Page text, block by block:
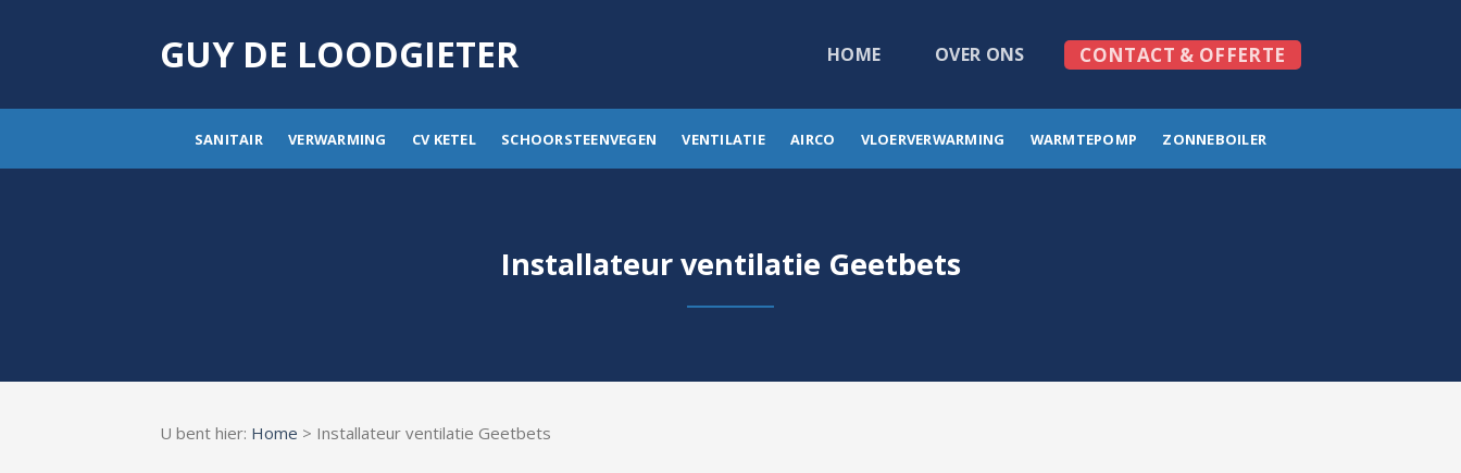
GUY DE LOODGIETER HOME OVER ONS CONTACT & OFFERTE
SANITAIR VERWARMING CV KETEL SCHOORSTEENVEGEN VENTILATIE AIRCO VLOERVERWARMING WARMTEPOMP ZONNEBOILER
Installateur ventilatie Geetbets
U bent hier: Home > Installateur ventilatie Geetbets